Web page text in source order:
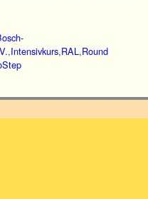
,Intensivkurs,RAL,Round